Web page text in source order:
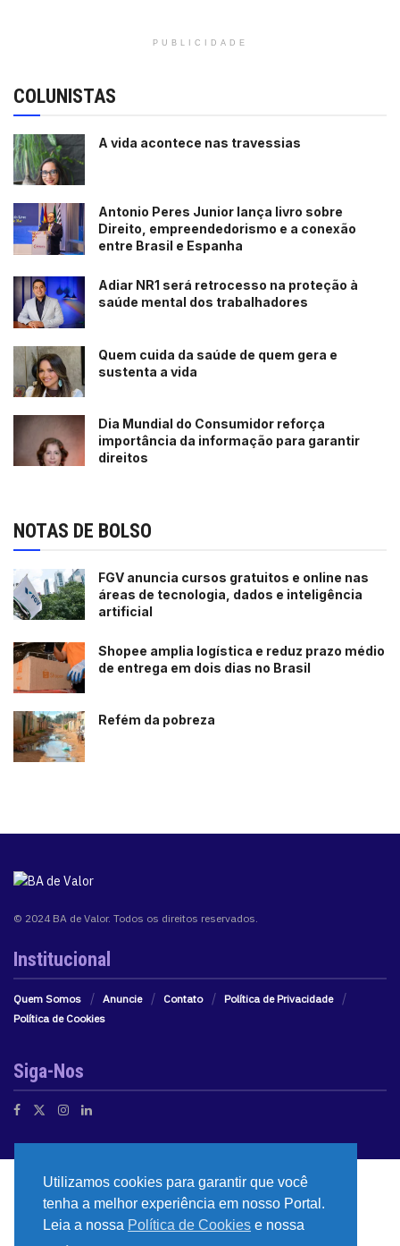
PUBLICIDADE
COLUNISTAS
A vida acontece nas travessias
Antonio Peres Junior lança livro sobre
Direito, empreendedorismo e a conexão
entre Brasil e Espanha
Adiar NR1 será retrocesso na proteção à
saúde mental dos trabalhadores
Quem cuida da saúde de quem gera e
sustenta a vida
Dia Mundial do Consumidor reforça
importância da informação para garantir
direitos
NOTAS DE BOLSO
FGV anuncia cursos gratuitos e online nas
áreas de tecnologia, dados e inteligência
artificial
Shopee amplia logística e reduz prazo médio
de entrega em dois dias no Brasil
Refém da pobreza
© 2024 BA de Valor. Todos os direitos reservados.
Institucional
Quem Somos Anuncie Contato
Política de Privacidade
Política de Cookies
Siga-Nos
Utilizamos cookies para garantir que você
tenha a melhor experiência em nosso Portal.
Leia a nossa Política de Cookies e nossa